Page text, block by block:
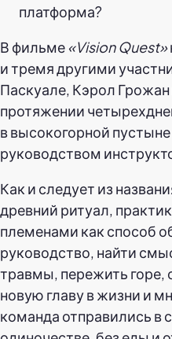
платформа?
В фильме «Vision Quest»
и тремя другими
Паскуале, Кэрол
протяжении
в высокогорной
руководством
Как и следует из
древний ритуал,
племенами как способ
руководство, найти
травмы, пережить горе,
новую главу в жизни и
команда отправились